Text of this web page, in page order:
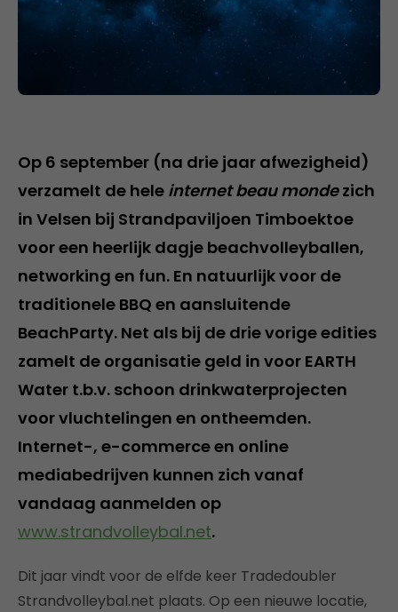
Op 6 september (na drie jaar afwezigheid)
verzamelt de hele internet beau mondezich
in Velsen bij Strandpaviljoen Timboektoe
voor een heerlijk dagje beachvolleyballen,
networking en fun. En natuurlijk voor de
traditionele BBQ en aansluitende
BeachParty. Net als bij de drie vorige edities
zamelt de organisatie geld in voor EARTH
Water t.b.v. schoon drinkwaterprojecten
voor vluchtelingen en ontheemden.
Internet-, e-commerce en online
mediabedrijven kunnen zich vanaf
vandaag aanmelden op
www.strandvolleybal.net.
Dit jaar vindt voor de elfde keer Tradedoubler
Strandvolleybal.net plaats. Op een nieuwe locatie,